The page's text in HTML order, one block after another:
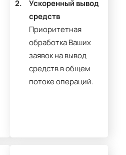
2.
Ускоренный вывод
средств
Приоритетная
обработка Ваших
заявок на вывод
средств в общем
потоке операций.